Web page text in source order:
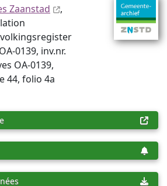
Zaanstad
,
0139, inv.nr.
OA-0139,
44, folio 4a